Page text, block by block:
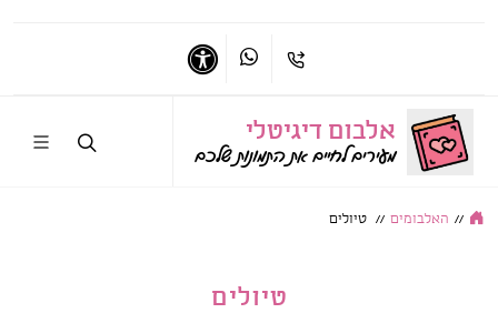
התקשרו אלידברו איתי בווטסאפ
אלבום דיגיטלי
מעירים לחיים את התמונות שלכם
// האלבומים // טיולים
טיולים